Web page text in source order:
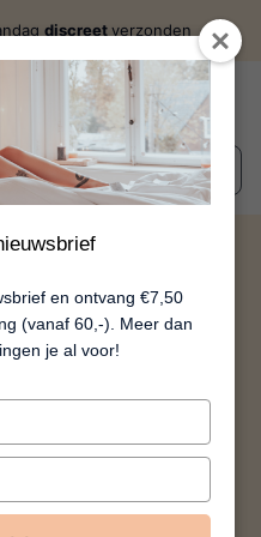
en ontvang €7,50
(vanaf 60,-). Meer dan
je al voor!
discreetverzonden